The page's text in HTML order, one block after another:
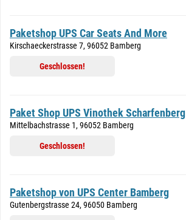
Paketshop UPS Car Seats And More
Kirschaeckerstrasse 7, 96052 Bamberg
Geschlossen!
Paket Shop UPS Vinothek Scharfenberg
Mittelbachstrasse 1, 96052 Bamberg
Geschlossen!
Paketshop von UPS Center Bamberg
Gutenbergstrasse 24, 96050 Bamberg